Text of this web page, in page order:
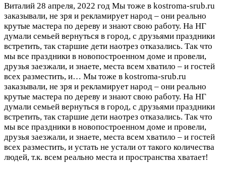
Виталий 28 апреля, 2022 год Мы тоже в kostroma-srub.ru
заказывали, не зря и рекламирует народ – они реально
крутые мастера по дереву и знают свою работу. На НГ
думали семьей вернуться в город, с друзьями праздники
встретить, так старшие дети наотрез отказались. Так что
мы все праздники в новопостроенном доме и провели,
друзья заезжали, и знаете, места всем хватило – и гостей
всех разместить, и… Мы тоже в kostroma-srub.ru
заказывали, не зря и рекламирует народ – они реально
крутые мастера по дереву и знают свою работу. На НГ
думали семьей вернуться в город, с друзьями праздники
встретить, так старшие дети наотрез отказались. Так что
мы все праздники в новопостроенном доме и провели,
друзья заезжали, и знаете, места всем хватило – и гостей
всех разместить, и устать не устали от такого количества
людей, т.к. всем реально места и пространства хватает!